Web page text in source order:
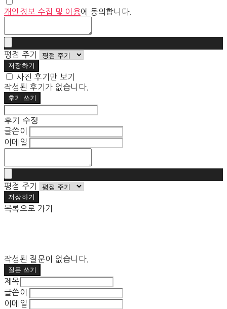
개인정보 수집 및 이용에 동의합니다.
평점 주기
저장하기
사진 후기만 보기
작성된 후기가 없습니다.
후기 쓰기
후기 수정
글쓴이
이메일
평점 주기
저장하기
목록으로 가기
작성된 질문이 없습니다.
질문 쓰기
제목
글쓴이
이메일